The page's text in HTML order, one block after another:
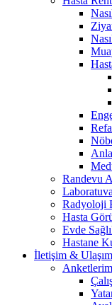
Randevu
Radyoloji
Hasta
Evde
Hastane
İletişim & Ulaşım